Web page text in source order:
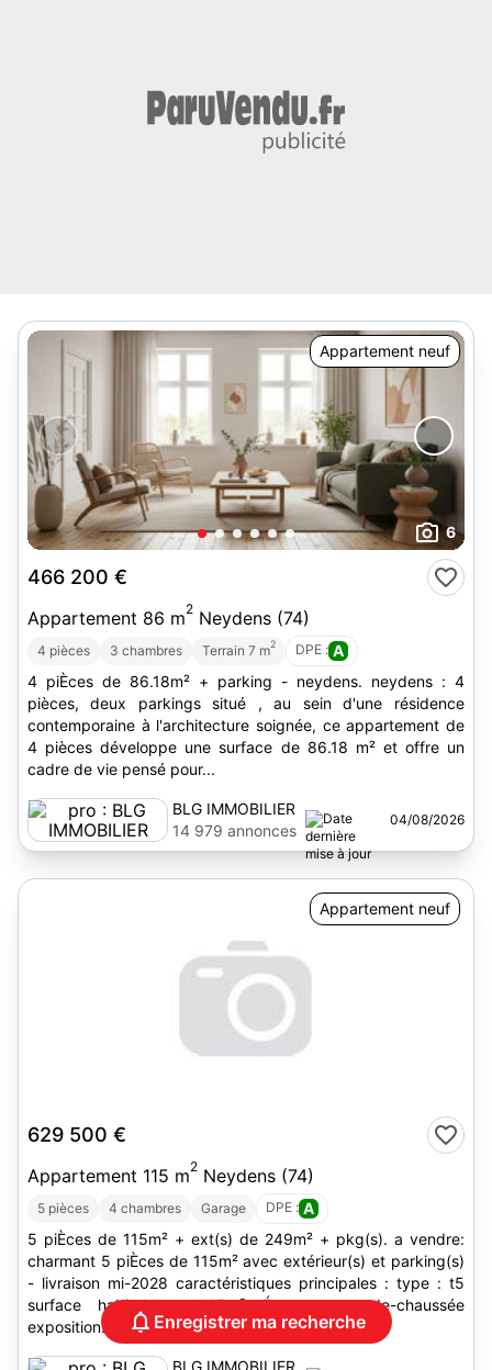
Appartement neuf
6
466 200 €
Appartement 86 m2 Neydens (74)
4 pièces 3 chambres Terrain 7 m2 DPE : A
4 piÈces de 86.18m² + parking - neydens. neydens : 4
pièces, deux parkings situé , au sein d'une résidence
contemporaine à l'architecture soignée, ce appartement de
4 pièces développe une surface de 86.18 m² et offre un
cadre de vie pensé pour...
BLG IMMOBILIER
14 979 annonces
04/08/2026
Appartement neuf
629 500 €
Appartement 115 m2 Neydens (74)
5 pièces 4 chambres Garage DPE : A
5 piÈces de 115m² + ext(s) de 249m² + pkg(s). a vendre:
charmant 5 piÈces de 115m² avec extérieur(s) et parking(s)
- livraison mi-2028 caractéristiques principales : type : t5
surface habitable : 115m² Étage : rez-de-chaussée
exposition...
BLG IMMOBILIER
Enregistrer ma recherche